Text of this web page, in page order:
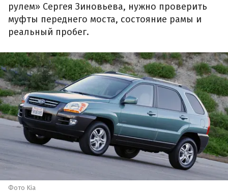
рулем» Сергея Зиновьева, нужно проверить
муфты переднего моста, состояние рамы и
реальный пробег.
Фото Kia